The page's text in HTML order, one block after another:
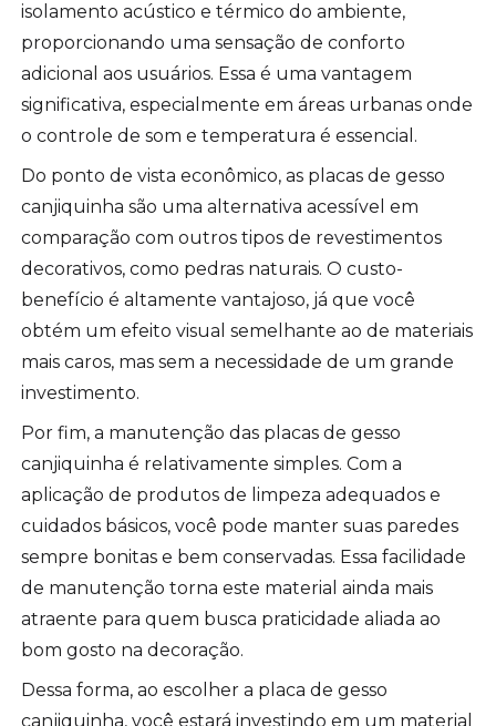
isolamento acústico e térmico do ambiente,
proporcionando uma sensação de conforto
adicional aos usuários. Essa é uma vantagem
significativa, especialmente em áreas urbanas onde
o controle de som e temperatura é essencial.
Do ponto de vista econômico, as placas de gesso
canjiquinha são uma alternativa acessível em
comparação com outros tipos de revestimentos
decorativos, como pedras naturais. O custo-
benefício é altamente vantajoso, já que você
obtém um efeito visual semelhante ao de materiais
mais caros, mas sem a necessidade de um grande
investimento.
Por fim, a manutenção das placas de gesso
canjiquinha é relativamente simples. Com a
aplicação de produtos de limpeza adequados e
cuidados básicos, você pode manter suas paredes
sempre bonitas e bem conservadas. Essa facilidade
de manutenção torna este material ainda mais
atraente para quem busca praticidade aliada ao
bom gosto na decoração.
Dessa forma, ao escolher a placa de gesso
canjiquinha, você estará investindo em um material